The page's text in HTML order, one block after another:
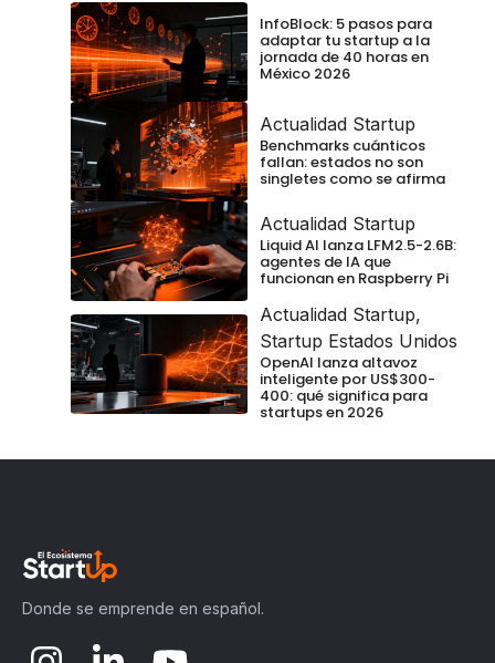
InfoBlock: 5 pasos para
adaptar tu startup a la
jornada de 40 horas en
México 2026
Actualidad Startup
Benchmarks cuánticos
fallan: estados no son
singletes como se afirma
Actualidad Startup
Liquid AI lanza LFM2.5-2.6B:
agentes de IA que
funcionan en Raspberry Pi
Actualidad Startup,
Startup Estados Unidos
OpenAI lanza altavoz
inteligente por US$300-
400: qué significa para
startups en 2026
Donde se emprende en español.